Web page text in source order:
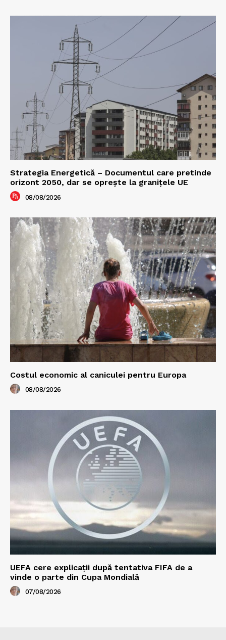
Strategia Energetică – Documentul care pretinde
orizont 2050, dar se oprește la granițele UE
08/08/2026
Costul economic al caniculei pentru Europa
08/08/2026
UEFA cere explicații după tentativa FIFA de a
vinde o parte din Cupa Mondială
07/08/2026